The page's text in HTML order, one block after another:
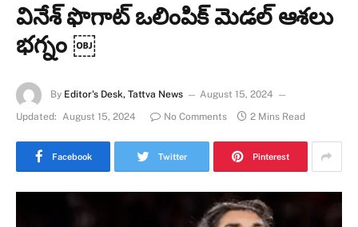
వినేశ్ ఫొగాట్‌ ఒలింపిక్ మెడల్ ఆశలు
భగ్నం ￼
By Editor's Desk, Tattva News
August 15, 2024
Updated: August 15, 2024 No Comments 2 Mins Read
Facebook Twitter Pinterest